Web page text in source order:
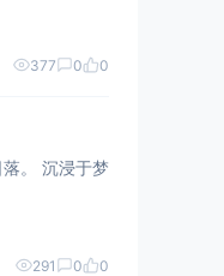
377 0 0
291 0 0